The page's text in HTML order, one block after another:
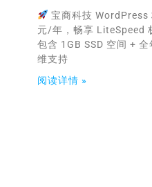
宝商科技
元/年，畅享 LiteSpeed
包含 1GB SSD 空间 +
维支持
阅读详情 »